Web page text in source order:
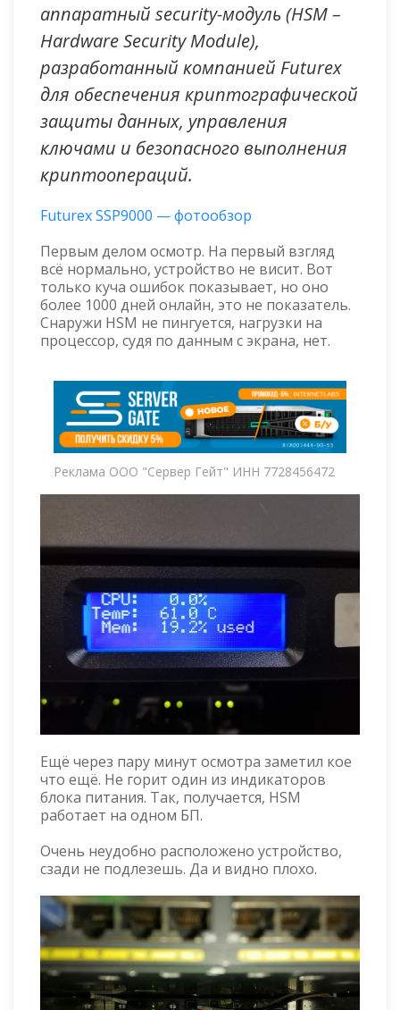
аппаратный security-модуль (HSM –
Hardware Security Module),
разработанный компанией Futurex
для обеспечения криптографической
защиты данных, управления
ключами и безопасного выполнения
криптоопераций.
Futurex SSP9000 — фотообзор
Первым делом осмотр. На первый взгляд
всё нормально, устройство не висит. Вот
только куча ошибок показывает, но оно
более 1000 дней онлайн, это не показатель.
Снаружи HSM не пингуется, нагрузки на
процессор, судя по данным с экрана, нет.
Реклама ООО "Сервер Гейт" ИНН 7728456472
Ещё через пару минут осмотра заметил кое
что ещё. Не горит один из индикаторов
блока питания. Так, получается, HSM
работает на одном БП.
Очень неудобно расположено устройство,
сзади не подлезешь. Да и видно плохо.